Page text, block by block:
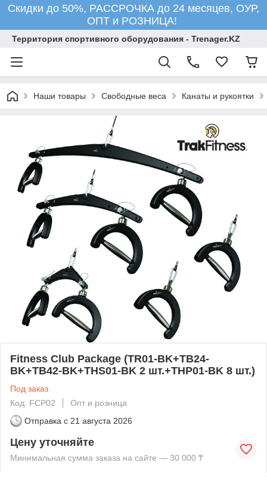
Скидки до 50%, РАССРОЧКА до 24 месяцев, ОУР,
ОПТ и РОЗНИЦА!
Территория спортивного оборудования - Trenager.KZ
Наши товары Свободные веса Канаты и рукоятки
Fitness Club Package (TR01-BK+TB24-
BK+TB42-BK+THS01-BK 2 шт.+THP01-BK 8 шт.)
Под заказ
Код: FCP02
Опт и розница
Отправка с 21 августа 2026
Цену уточняйте
Минимальная сумма заказа на сайте — 30 000 ₸